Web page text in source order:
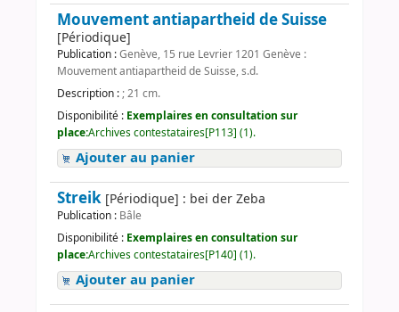
Mouvement antiapartheid de Suisse
[Périodique]
Publication :Genève, 15 rue Levrier 1201 Genève :
Mouvement antiapartheid de Suisse, s.d.
Description :; 21 cm.
Disponibilité : Exemplaires en consultation sur
place:Archives contestataires[P113] (1).
Ajouter au panier
Streik [Périodique] : bei der Zeba
Publication : Bâle
Disponibilité : Exemplaires en consultation sur
place:Archives contestataires[P140] (1).
Ajouter au panier